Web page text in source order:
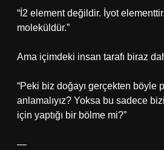
“İ2 element değildir. İyot
moleküldür.”
Ama içimdeki insan tarafı biraz
“Peki biz doğayı gerçekten böyle
anlamalıyız? Yoksa bu sadece
için yaptığı bir bölme mi?”
—